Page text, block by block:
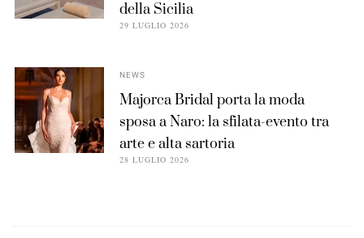
della Sicilia
29 LUGLIO 2026
NEWS
Majorca Bridal porta la moda
sposa a Naro: la sfilata-evento tra
arte e alta sartoria
28 LUGLIO 2026